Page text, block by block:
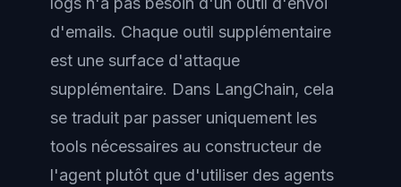
d'emails. Chaque outil supplémentaire
est une surface d'attaque
supplémentaire. Dans LangChain, cela
se traduit par passer uniquement les
tools nécessaires au constructeur de
l'agent plutôt que d'utiliser des agents